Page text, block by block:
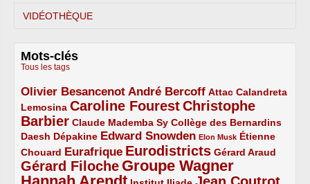
VIDÉOTHÈQUE
Mots-clés
Tous les tags
Olivier Besancenot
3/5 André Bercoff
3/5 Attac
2/5
Calandreta
Lemosina
2/5 Caroline Fourest
4/5
Christophe
Barbier
4/5 Claude Mademba Sy
2/5 Collège des Bernardins
2/5
Daesh
2/5 Dépakine
2/5 Edward Snowden
3/5 Elon Musk
1/5
Étienne
Chouard
2/5 Eurafrique
3/5 Eurodistricts
4/5 Gérard Araud
2/5
Gérard Filoche
4/5 Groupe Wagner
5/5
5/5
2/5
4/5